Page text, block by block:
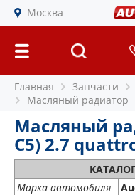
Москва
Главная Запчасти
Масляный радиатор
Масляный
C5) 2.7
Марка автомобиля